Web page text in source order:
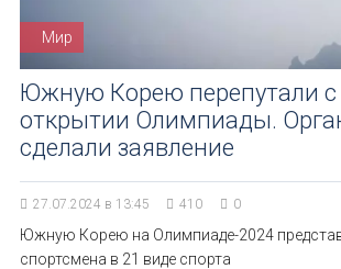
Мир
Южную Корею перепутали
открытии Олимпиады.
сделали заявление
27.07.2024 в 13:45 410 0
Южную Корею на Олимпиаде-2024
спортсмена в 21 виде спорта